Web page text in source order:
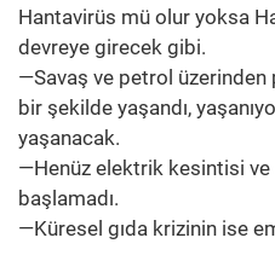
Hantavirüs mü olur yoksa
devreye girecek gibi.
—Savaş ve petrol üzerinden
bir şekilde yaşandı,
yaşanacak.
—Henüz elektrik kesintisi
başlamadı.
—Küresel gıda krizinin ise